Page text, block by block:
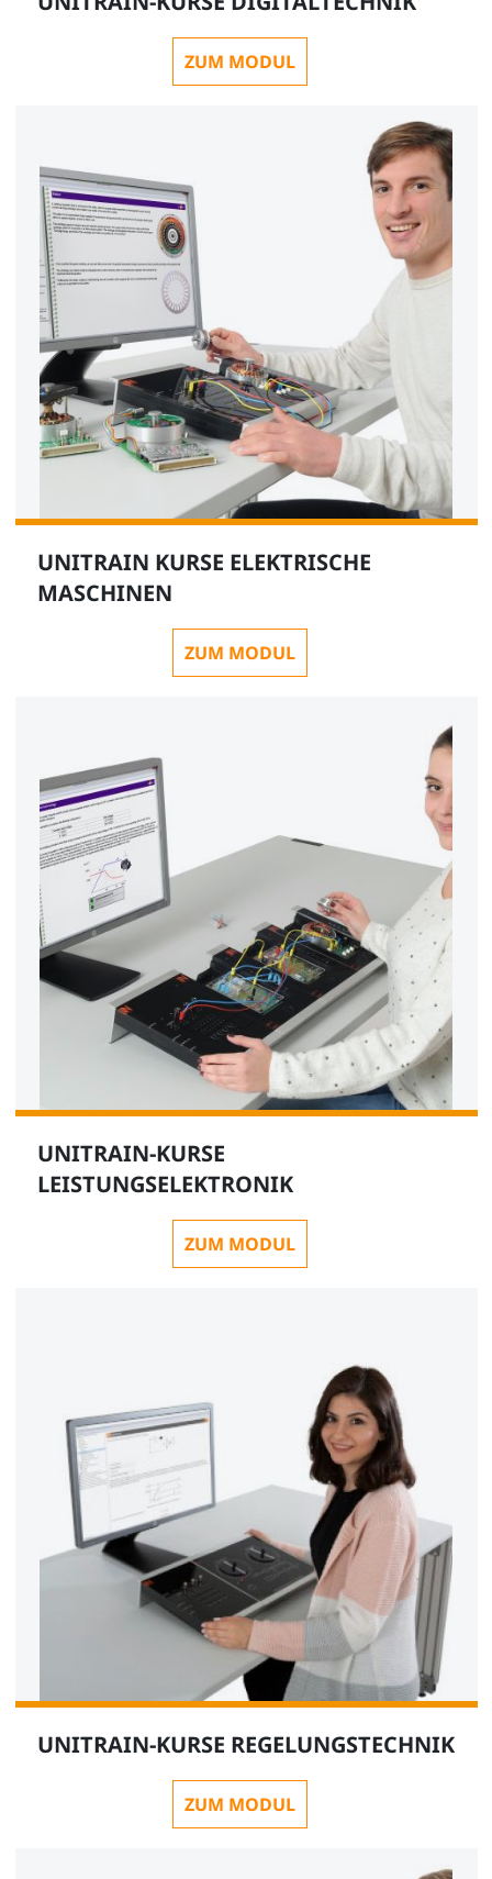
ZUM MODUL
UNITRAIN KURSE ELEKTRISCHE
MASCHINEN
ZUM MODUL
UNITRAIN-KURSE
LEISTUNGSELEKTRONIK
ZUM MODUL
UNITRAIN-KURSE REGELUNGSTECHNIK
ZUM MODUL